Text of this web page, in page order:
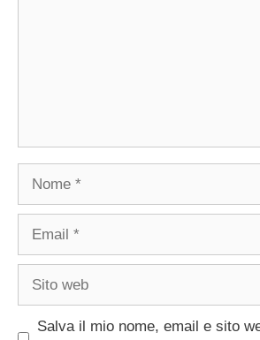
Nome
Email
Sito
Salva il mio nome, email e sito